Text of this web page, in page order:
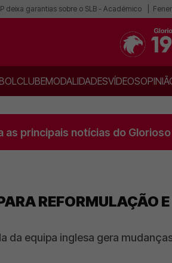
deixa garantias sobre o SLB - Académico
CLUBEMODALIDADESVÍDEOS
as principais notícias do
REFORMULAÇÃO
da equipa inglesa gera